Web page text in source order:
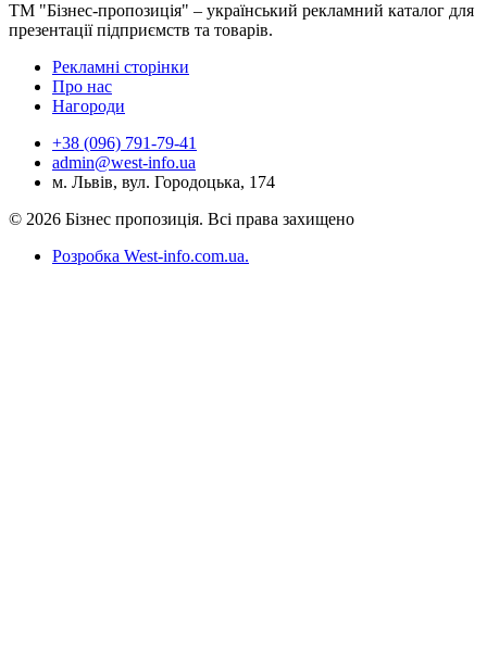
ТМ "Бізнес-пропозиція" – український рекламний каталог для
презентації підприємств та товарів.
Рекламні сторінки
Про нас
Нагороди
+38 (096) 791-79-41
admin@west-info.ua
м. Львів, вул. Городоцька, 174
© 2026 Бізнес пропозиція. Всі права захищено
Розробка West-info.com.ua.